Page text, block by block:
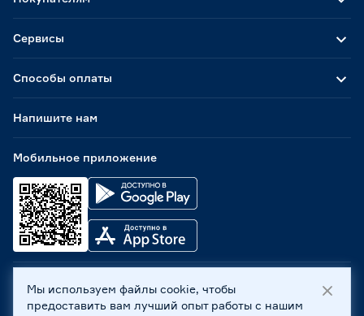
Способы оплаты
Мобильное приложение
Сервисы
Напишите нам
ООО «Бауцентр Рус» 2004 -2026, 236029, г. Калининград,
ул. А.Невского, 205. ИНН 7702596813, КПП 390601001 ©
Мы используем файлы cookie, чтобы
предоставить вам лучший опыт работы с нашим